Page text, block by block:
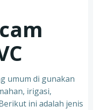
umum di gunakan
irigasi,
ini adalah jenis